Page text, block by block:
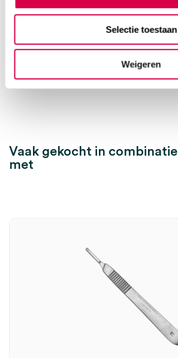
Selectie toestaan
Weigeren
SWANN MORTON
Vaak gekocht in combinatie
met